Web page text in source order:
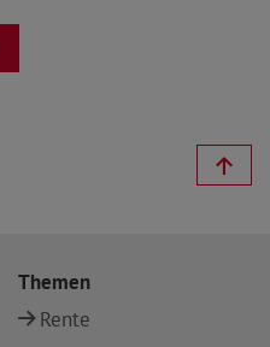
Themen
Rente